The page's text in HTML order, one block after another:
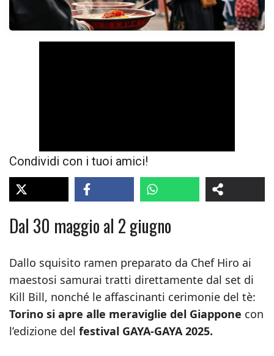
Condividi con i tuoi amici!
Dal 30 maggio al 2 giugno
Dallo squisito ramen preparato da Chef Hiro ai
maestosi samurai tratti direttamente dal set di
Kill Bill, nonché le affascinanti cerimonie del tè:
Torino si apre alle meraviglie del Giappone con
l’edizione del festival GAYA-GAYA 2025.